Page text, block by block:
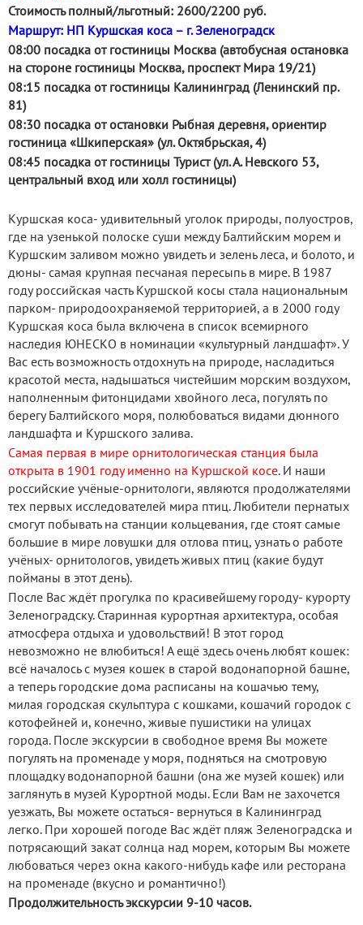
Стоимость полный/льготный: 2600/2200 руб.
Маршрут: НП Куршская коса – г. Зеленоградск
08:00 посадка от гостиницы Москва (автобусная остановка
на стороне гостиницы Москва, проспект Мира 19/21)
08:15 посадка от гостиницы Калининград (Ленинский пр.
81)
08:30 посадка от остановки Рыбная деревня, ориентир
гостиница «Шкиперская» (ул. Октябрьская, 4)
08:45 посадка от гостиницы Турист (ул. А. Невского 53,
центральный вход или холл гостиницы)
Куршская коса- удивительный уголок природы, полуостров,
где на узенькой полоске суши между Балтийским морем и
Куршским заливом можно увидеть и зелень леса, и болото, и
дюны- самая крупная песчаная пересыпь в мире. В 1987
году российская часть Куршской косы стала национальным
парком- природоохраняемой территорией, а в 2000 году
Куршская коса была включена в список всемирного
наследия ЮНЕСКО в номинации «культурный ландшафт». У
Вас есть возможность отдохнуть на природе, насладиться
красотой места, надышаться чистейшим морским воздухом,
наполненным фитонцидами хвойного леса, погулять по
берегу Балтийского моря, полюбоваться видами дюнного
ландшафта и Куршского залива.
Самая первая в мире орнитологическая станция была
открыта в 1901 году именно на Куршской косе. И наши
российские учёные-орнитологи, являются продолжателями
тех первых исследователей мира птиц. Любители пернатых
смогут побывать на станции кольцевания, где стоят самые
большие в мире ловушки для отлова птиц, узнать о работе
учёных- орнитологов, увидеть живых птиц (какие будут
пойманы в этот день).
После Вас ждёт прогулка по красивейшему городу- курорту
Зеленоградску. Старинная курортная архитектура, особая
атмосфера отдыха и удовольствий! В этот город
невозможно не влюбиться! А ещё здесь очень любят кошек:
всё началось с музея кошек в старой водонапорной башне,
а теперь городские дома расписаны на кошачью тему,
милая городская скульптура с кошками, кошачий городок с
котофейней и, конечно, живые пушистики на улицах
города. После экскурсии в свободное время Вы можете
погулять на променаде у моря, подняться на смотровую
площадку водонапорной башни (она же музей кошек) или
заглянуть в музей Курортной моды. Если Вам не захочется
уезжать, Вы можете остаться- вернуться в Калининград
легко. При хорошей погоде Вас ждёт пляж Зеленоградска и
потрясающий закат солнца над морем, которым Вы можете
любоваться через окна какого-нибудь кафе или ресторана
на променаде (вкусно и романтично!)
Продолжительность экскурсии 9-10 часов.